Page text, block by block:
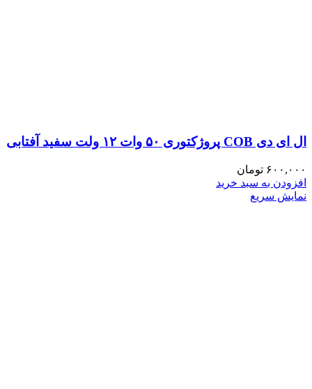
ال ای دی COB پروژکتوری ۵۰ وات ۱۲ ولت سفید آفتابی
۶۰۰,۰۰۰ تومان
افزودن به سبد خرید
نمایش سریع